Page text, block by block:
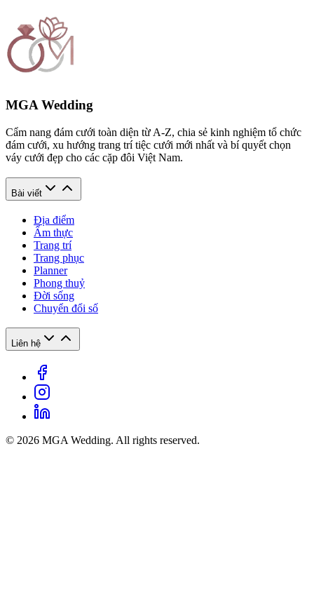
MGA Wedding
Cẩm nang đám cưới toàn diện từ A-Z, chia sẻ kinh nghiệm tổ chức
đám cưới, xu hướng trang trí tiệc cưới mới nhất và bí quyết chọn
váy cưới đẹp cho các cặp đôi Việt Nam.
Bài viết
Địa điểm
Ẩm thực
Trang trí
Trang phục
Planner
Phong thuỷ
Đời sống
Chuyển đổi số
Liên hệ
© 2026 MGA Wedding. All rights reserved.